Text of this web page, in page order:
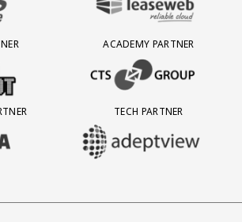
PARTNER EUROJACKPOT
ACADEMY PARTNER
BEZOEK ONZE ACADEMY
TRAINING PARTNER LEBARA
TECH PARTNER
BEZOEK ONZE TECH PARTNER